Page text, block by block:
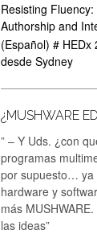
Resisting
Authorship and
(Español) #
desde Sydney
¿MUSHWARE
” – Y Uds. ¿con
programas
por supuesto… ya
hardware y
más
las ideas”